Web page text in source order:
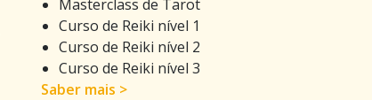
Masterclass de Tarot
Curso de Reiki nível 1
Curso de Reiki nível 2
Curso de Reiki nível 3
Saber mais >